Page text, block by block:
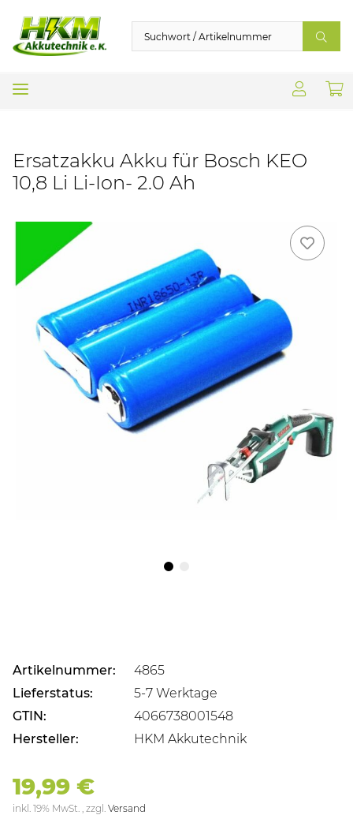
Ersatzakku Akku für Bosch KEO
10,8 Li Li-Ion- 2.0 Ah
Artikelnummer:
4865
Lieferstatus:
5-7 Werktage
GTIN:
4066738001548
Hersteller:
HKM Akkutechnik
19,99 €
inkl. 19% MwSt. , zzgl. Versand